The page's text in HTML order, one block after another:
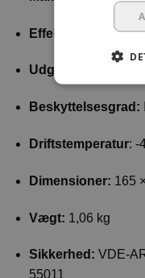
Effektivitet: op til
Udgangskablets
Beskyttelsesgrad:
Driftstemperatur: -
Dimensioner: 165
Vægt: 1,06 kg
Sikkerhed: VDE-
55011